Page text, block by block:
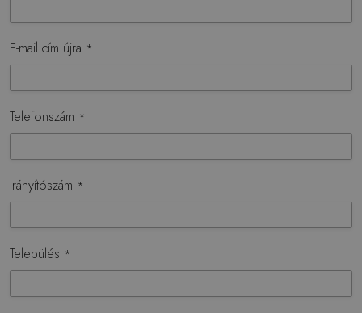
E-mail cím újra *
Telefonszám *
Irányítószám *
Település *